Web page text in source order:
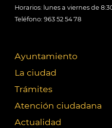
Horarios: lunes a viernes de
Teléfono: 963 52 54 78
Ayuntamiento
La ciudad
Trámites
Atención ciudadana
Actualidad